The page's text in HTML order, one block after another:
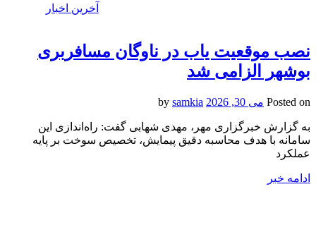
آخرین اخبار
نصب موقعیت یاب در ناوگان مسافربری
بوشهر الزامی شد
Posted on می 30, 2026 samkia
به گزارش خبرگزاری مهر، مهدی شهابی گفت: راه‌اندازی این
سامانه با هدف محاسبه دقیق پیمایش، تخصیص سوخت بر پایه
عملکرد
ادامه خبر